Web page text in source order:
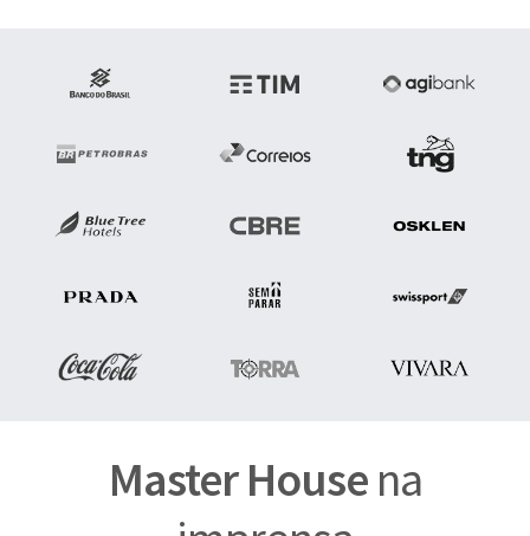
Master Housena